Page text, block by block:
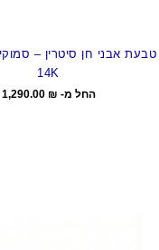
טבעת אבני חן סיטרין –
14K
החל מ- 1,290.00 ₪